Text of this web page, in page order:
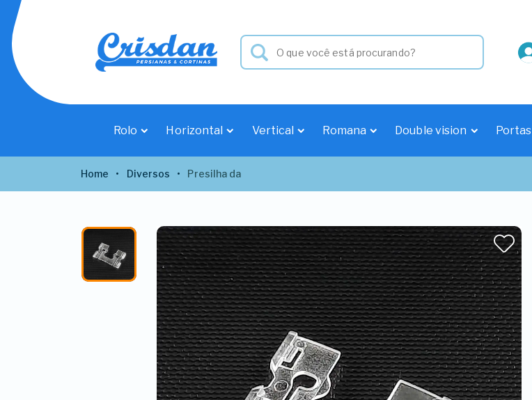
Rolo Horizontal Vertical Romana Double vision Portas
Home Diversos Presilha da